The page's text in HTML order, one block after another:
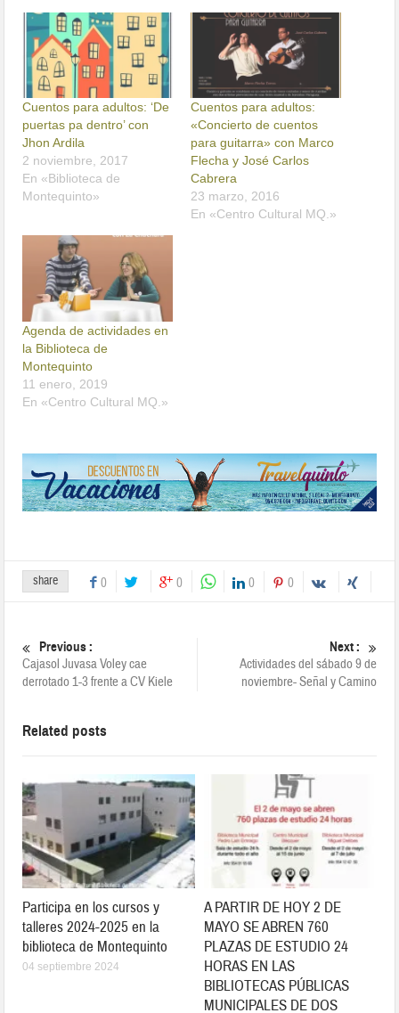
Cuentos para adultos: ‘De
puertas pa dentro’ con
Jhon Ardila
2 noviembre, 2017
En «Biblioteca de
Montequinto»
Cuentos para adultos:
«Concierto de cuentos
para guitarra» con Marco
Flecha y José Carlos
Cabrera
23 marzo, 2016
En «Centro Cultural MQ.»
Agenda de actividades en
la Biblioteca de
Montequinto
11 enero, 2019
En «Centro Cultural MQ.»
share 0 0 0 0
Previous :
Cajasol Juvasa Voley cae
derrotado 1-3 frente a CV Kiele
Next :
Actividades del sábado 9 de
noviembre- Señal y Camino
Related posts
Participa en los cursos y
talleres 2024-2025 en la
biblioteca de Montequinto
04 septiembre 2024
A PARTIR DE HOY 2 DE
MAYO SE ABREN 760
PLAZAS DE ESTUDIO 24
HORAS EN LAS
BIBLIOTECAS PÚBLICAS
MUNICIPALES DE DOS